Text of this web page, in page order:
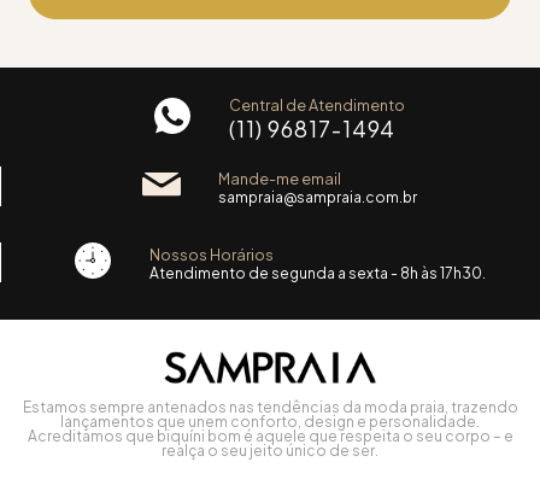
Central de Atendimento
(11) 96817-1494
Mande-me email
sampraia@sampraia.com.br
Nossos Horários
Atendimento de segunda a sexta - 8h às 17h30.
Estamos sempre antenados nas tendências da moda praia, trazendo
lançamentos que unem conforto, design e personalidade.
Acreditamos que biquíni bom é aquele que respeita o seu corpo – e
realça o seu jeito único de ser.